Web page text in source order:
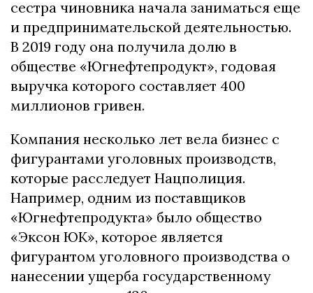
сестра чиновника начала заниматься еще
и предпринимательской деятельностью.
В 2019 году она получила долю в
обществе «Югнефтепродукт», годовая
выручка которого составляет 400
миллионов гривен.
Компания несколько лет вела бизнес с
фигурантами уголовных производств,
которые расследует Нацполиция.
Например, одним из поставщиков
«Югнефтепродукта» было общество
«Эксон ЮК», которое является
фигурантом уголовного производства о
нанесении ущерба государственному